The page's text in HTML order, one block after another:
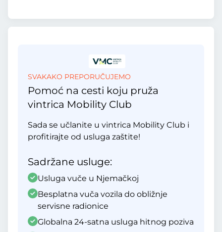
SVAKAKO PREPORUČUJEMO
Pomoć na cesti koju pruža
vintrica Mobility Club
Sada se učlanite u vintrica Mobility Club i
profitirajte od usluga zaštite!
Sadržane usluge:
Usluga vuče u Njemačkoj
Besplatna vuča vozila do obližnje
servisne radionice
Globalna 24-satna usluga hitnog poziva